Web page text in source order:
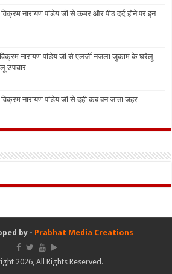
नारायण पांडेय जी से कमर और पीठ दर्द होने पर इन
नारायण पांडेय जी से एलर्जी नजला जुकाम के घरेलू
उपचार
नारायण पांडेय जी से दही कब बन जाता जहर
by - Prabhat Media Creations
2026, All Rights Reserved.